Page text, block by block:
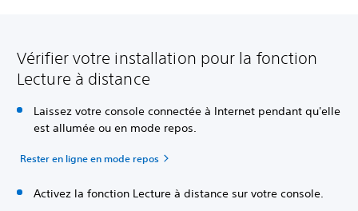
Vérifier votre installation pour la fonction
Lecture à distance
Laissez votre console connectée à Internet pendant qu'elle
est allumée ou en mode repos.
Rester en ligne en mode repos
Activez la fonction Lecture à distance sur votre console.